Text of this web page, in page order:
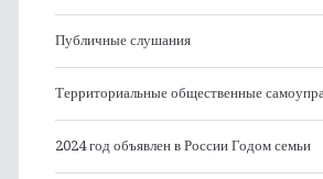
Публичные слушания
Территориальные общественные
2024 год объявлен в России Годом семьи